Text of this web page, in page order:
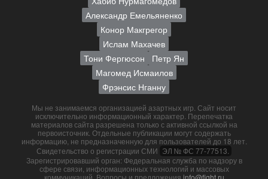
Александр Емельяненко
Конор Макгрегор
Ислам Махачев
Тони Фергюсон
Петр Ян
Магомед Исмаилов
Фрэнсис Нганну
Мы не занимаемся организацией азартных игр. Сайт носит
исключительно информационный характер. Перепечатка
материалов сайта разрешена только с активной ссылкой на
первоисточник. Отдельные публикации могут содержать
информацию, не предназначенную для пользователей до 18 лет.
Свидетельство о регистрации СМИ ЭЛ № ФС 77-77513.
Зарегистрировавший орган: Федеральная служба по надзору в
сфере связи, информационных технологий и массовых
коммуникаций. Вопросы и предложения info@fight.ru